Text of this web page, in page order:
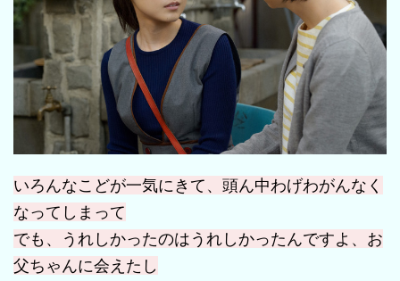
いろんなこどが一気にきて、頭ん中わげわがんなく
なってしまって
でも、うれしかったのはうれしかったんですよ、お
父ちゃんに会えたし